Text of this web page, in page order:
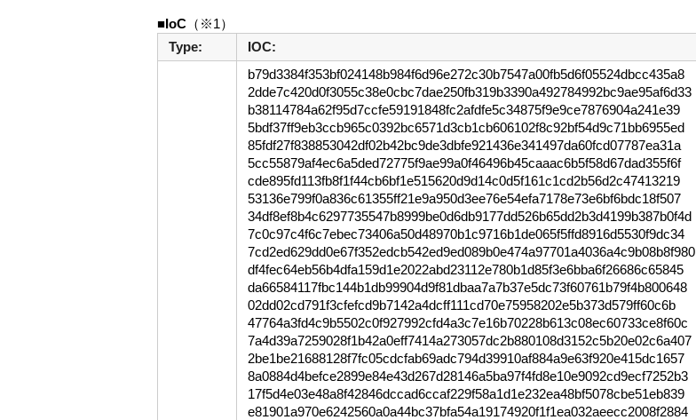
■IoC
Type:
IOC:
b79d3384f353bf024148b984f6d96e272c30b7547a00fb5d6f05524dbcc435a8
2dde7c420d0f3055c38e0cbc7dae250fb319b3390a492784992bc9ae95af6d33
b38114784a62f95d7ccfe59191848fc2afdfe5c34875f9e9ce7876904a241e39
5bdf37ff9eb3ccb965c0392bc6571d3cb1cb606102f8c92bf54d9c71bb6955ed
85fdf27f838853042df02b42bc9de3dbfe921436e341497da60fcd07787ea31a
5cc55879af4ec6a5ded72775f9ae99a0f46496b45caaac6b5f58d67dad355f6f
cde895fd113fb8f1f44cb6bf1e515620d9d14c0d5f161c1cd2b56d2c47413219
53136e799f0a836c61355ff21e9a950d3ee76e54efa7178e73e6bf6bdc18f507
34df8ef8b4c6297735547b8999be0d6db9177dd526b65dd2b3d4199b387b0f4d
7c0c97c4f6c7ebec73406a50d48970b1c9716b1de065f5ffd8916d5530f9dc34
7cd2ed629dd0e67f352edcb542ed9ed089b0e474a97701a4036a4c9b08b8f980
df4fec64eb56b4dfa159d1e2022abd23112e780b1d85f3e6bba6f26686c65845
da66584117fbc144b1db99904d9f81dbaa7a7b37e5dc73f60761b79f4b800648
02dd02cd791f3cfefcd9b7142a4dcff111cd70e75958202e5b373d579ff60c6b
47764a3fd4c9b5502c0f927992cfd4a3c7e16b70228b613c08ec60733ce8f60c
7a4d39a7259028f1b42a0eff7414a273057dc2b880108d3152c5b20e02c6a407
2be1be21688128f7fc05cdcfab69adc794d39910af884a9e63f920e415dc1657
8a0884d4befce2899e84e43d267d28146a5ba97f4fd8e10e9092cd9ecf7252b3
17f5d4e03e48a8f42846dccad6ccaf229f58a1d1e232ea48bf5078cbe51eb839
e81901a970e6242560a0a44bc37bfa54a19174920f1f1ea032aeecc2008f2884